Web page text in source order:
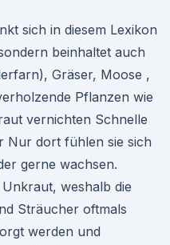
sich in diesem Lexikon
beinhaltet auch
Gräser, Moose ,
Pflanzen wie
vernichten Schnelle
Nur dort fühlen sie sich
gerne wachsen.
weshalb die
Sträucher oftmals
werden und